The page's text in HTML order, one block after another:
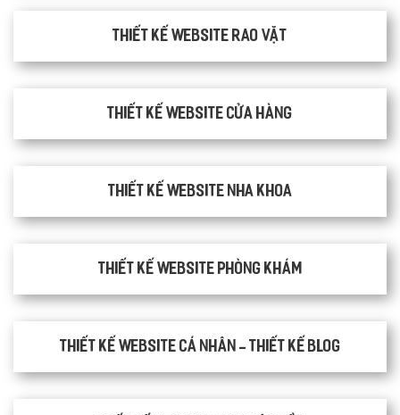
thiết kế website rao vặt
Thiết kế website cửa hàng
Thiết kế website nha khoa
thiết kế website phòng khám
Thiết kế website cá nhân - Thiết kế blog